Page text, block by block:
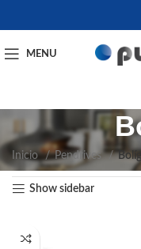
MENU
Inicio Pendrives
Show sidebar